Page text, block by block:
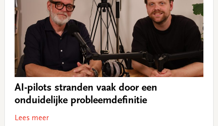
AI-pilots stranden vaak door een
onduidelijke probleemdefinitie
Lees meer